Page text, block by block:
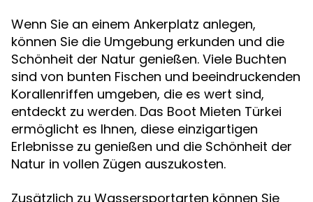
Wenn Sie an einem Ankerplatz anlegen,
können Sie die Umgebung erkunden und die
Schönheit der Natur genießen. Viele Buchten
sind von bunten Fischen und beeindruckenden
Korallenriffen umgeben, die es wert sind,
entdeckt zu werden. Das Boot Mieten Türkei
ermöglicht es Ihnen, diese einzigartigen
Erlebnisse zu genießen und die Schönheit der
Natur in vollen Zügen auszukosten.
Zusätzlich zu Wassersportarten können Sie